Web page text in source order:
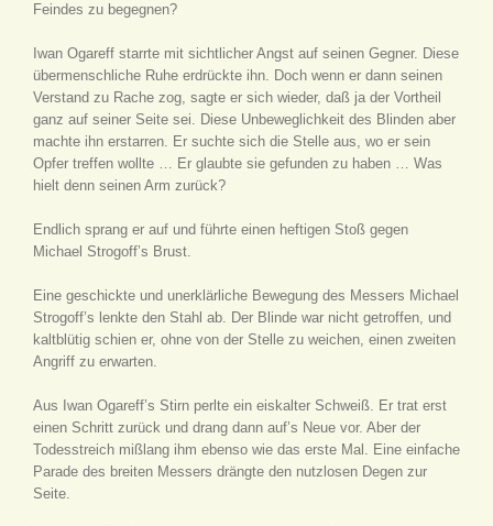
Feindes zu begegnen?
Iwan Ogareff starrte mit sichtlicher Angst auf seinen Gegner. Diese
übermenschliche Ruhe erdrückte ihn. Doch wenn er dann seinen
Verstand zu Rache zog, sagte er sich wieder, daß ja der Vortheil
ganz auf seiner Seite sei. Diese Unbeweglichkeit des Blinden aber
machte ihn erstarren. Er suchte sich die Stelle aus, wo er sein
Opfer treffen wollte … Er glaubte sie gefunden zu haben … Was
hielt denn seinen Arm zurück?
Endlich sprang er auf und führte einen heftigen Stoß gegen
Michael Strogoff’s Brust.
Eine geschickte und unerklärliche Bewegung des Messers Michael
Strogoff’s lenkte den Stahl ab. Der Blinde war nicht getroffen, und
kaltblütig schien er, ohne von der Stelle zu weichen, einen zweiten
Angriff zu erwarten.
Aus Iwan Ogareff’s Stirn perlte ein eiskalter Schweiß. Er trat erst
einen Schritt zurück und drang dann auf’s Neue vor. Aber der
Todesstreich mißlang ihm ebenso wie das erste Mal. Eine einfache
Parade des breiten Messers drängte den nutzlosen Degen zur
Seite.